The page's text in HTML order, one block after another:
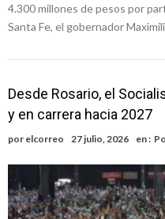
4.300 millones de pesos por
Santa Fe, el gobernador
Desde Rosario, el
y en carrera hacia 2027
por elcorreo 27 julio, 2026 en :